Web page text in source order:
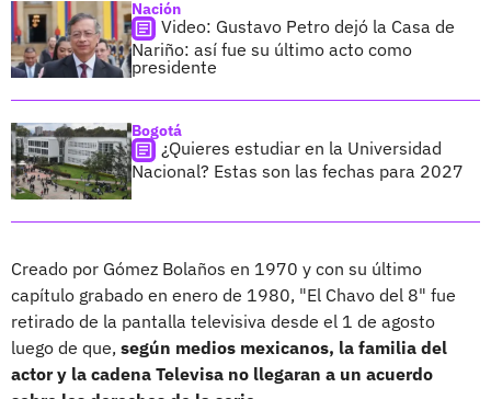
Nación
Video: Gustavo Petro dejó la Casa de
Nariño: así fue su último acto como
presidente
Bogotá
¿Quieres estudiar en la Universidad
Nacional? Estas son las fechas para 2027
Creado por Gómez Bolaños en 1970 y con su último
capítulo grabado en enero de 1980, "El Chavo del 8" fue
retirado de la pantalla televisiva desde el 1 de agosto
luego de que, según medios mexicanos, la familia del
actor y la cadena Televisa no llegaran a un acuerdo